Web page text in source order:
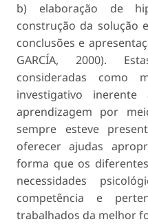
b) elaboração de
construção da solução
conclusões e
GARCÍA, 2000).
consideradas como
investigativo
aprendizagem por
sempre esteve
oferecer ajudas
forma que os
necessidades
competência e
trabalhados da melhor